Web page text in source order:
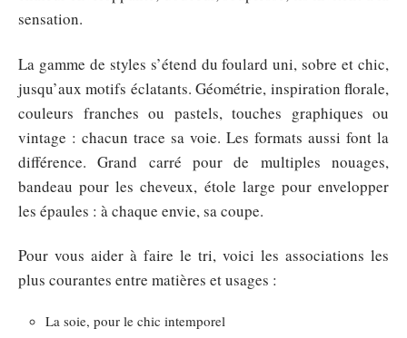
sensation.
La gamme de styles s’étend du foulard uni, sobre et chic,
jusqu’aux motifs éclatants. Géométrie, inspiration florale,
couleurs franches ou pastels, touches graphiques ou
vintage : chacun trace sa voie. Les formats aussi font la
différence. Grand carré pour de multiples nouages,
bandeau pour les cheveux, étole large pour envelopper
les épaules : à chaque envie, sa coupe.
Pour vous aider à faire le tri, voici les associations les
plus courantes entre matières et usages :
La soie, pour le chic intemporel